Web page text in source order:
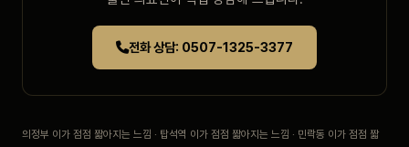
전화 상담: 0507-1325-3377
의정부 이가 점점 짧아지는 느낌 · 탑석역 이가 점점 짧아지는 느낌 · 민락동 이가 점점 짧